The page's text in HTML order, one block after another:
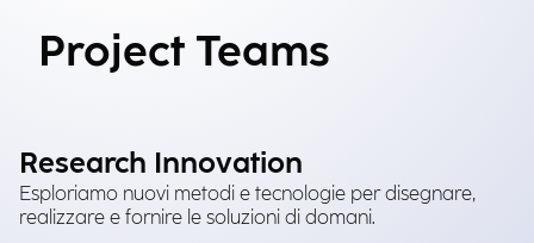
Project Teams
Research Innovation
Esploriamo nuovi metodi e tecnologie per disegnare,
realizzare e fornire le soluzioni di domani.